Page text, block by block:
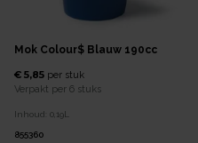
Mok Colour$ Blauw 190cc
€ 5,85 per stuk
Verpakt per 6 stuks
Inhoud: 0,19L
855360